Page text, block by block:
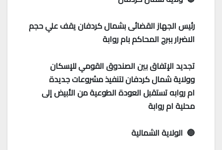
رئيس الجهاز القضائى بشمال كردفان يقف علي حجم
الاضرار ببرج المحاكم بام روابة
تجديد الإتفاق بين الصندوق القومي للإسكان
وولاية شمال كردفان لتنفيذ مشروعات جديدة
ام روابه تستقبل العودة الطوعية من الأبيض إلى
محلية ام روابة
🔵 الولاية الشمالية